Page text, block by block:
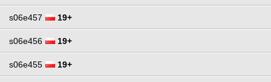
s06e457 19+
s06e456 19+
s06e455 19+